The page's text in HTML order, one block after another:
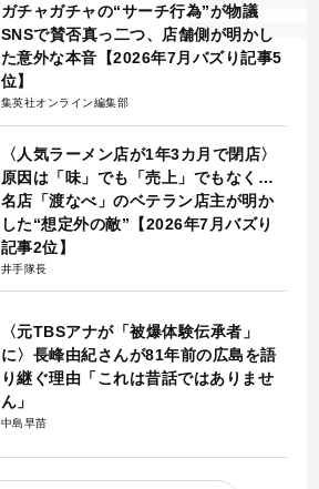
ガチャガチャの“サーチ行為”が物議
SNSで賛否真っ二つ、店舗側が明かし
た意外な本音【2026年7月バズり記事5
位】
集英社オンライン編集部
〈人気ラーメン店が1年3カ月で閉店〉
原因は「味」でも「売上」でもなく…
名店「渡なべ」のベテラン店主が明か
した“想定外の敵”【2026年7月バズり
記事2位】
井手隊長
〈元TBSアナが「被爆体験伝承者」
に〉長峰由紀さんが81年前の広島を語
り継ぐ理由「これは昔話ではありませ
ん」
中島早苗